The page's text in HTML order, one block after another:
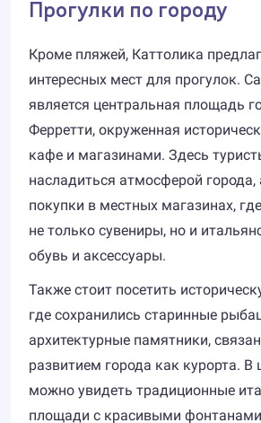
Прогулки по городу
Кроме пляжей, Каттолика
интересных мест для прогулок.
является центральная площадь
Ферретти, окруженная
кафе и магазинами. Здесь
насладиться атмосферой города,
покупки в местных магазинах,
не только сувениры, но и
обувь и аксессуары.
Также стоит посетить
где сохранились старинные
архитектурные памятники,
развитием города как курорта. В
можно увидеть традиционные
площади с красивыми